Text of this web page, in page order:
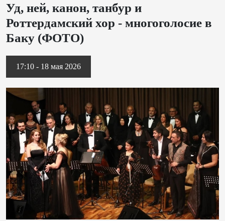
Уд, ней, канон, танбур и
Роттердамский хор - многоголосие в
Баку (ФОТО)
17:10 - 18 мая 2026